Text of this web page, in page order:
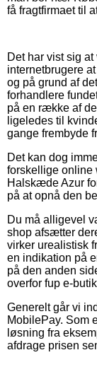
få fragtfirmaet til
Det har vist sig
internetbrugere
og på grund af
forhandlere
på en række af
ligeledes til
gange frembyde
Det kan dog
forskellige online
Halskæde Azur
på at opnå den
Du må alligevel
shop afsætter
virker urealistisk
en indikation på
på den anden
overfor fup e-
Generelt går vi
MobilePay. Som
løsning fra
afdrage prisen